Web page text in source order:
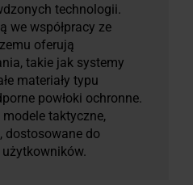
technologii.
we współpracy ze
oferują
takie jak systemy
materiały typu
powłoki ochronne.
taktyczne,
dostosowane do